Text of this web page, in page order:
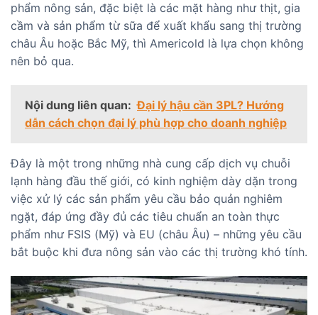
phẩm nông sản, đặc biệt là các mặt hàng như thịt, gia
cầm và sản phẩm từ sữa để xuất khẩu sang thị trường
châu Âu hoặc Bắc Mỹ, thì Americold là lựa chọn không
nên bỏ qua.
Nội dung liên quan: Đại lý hậu cần 3PL? Hướng
dẫn cách chọn đại lý phù hợp cho doanh nghiệp
Đây là một trong những nhà cung cấp dịch vụ chuỗi
lạnh hàng đầu thế giới, có kinh nghiệm dày dặn trong
việc xử lý các sản phẩm yêu cầu bảo quản nghiêm
ngặt, đáp ứng đầy đủ các tiêu chuẩn an toàn thực
phẩm như FSIS (Mỹ) và EU (châu Âu) – những yêu cầu
bắt buộc khi đưa nông sản vào các thị trường khó tính.